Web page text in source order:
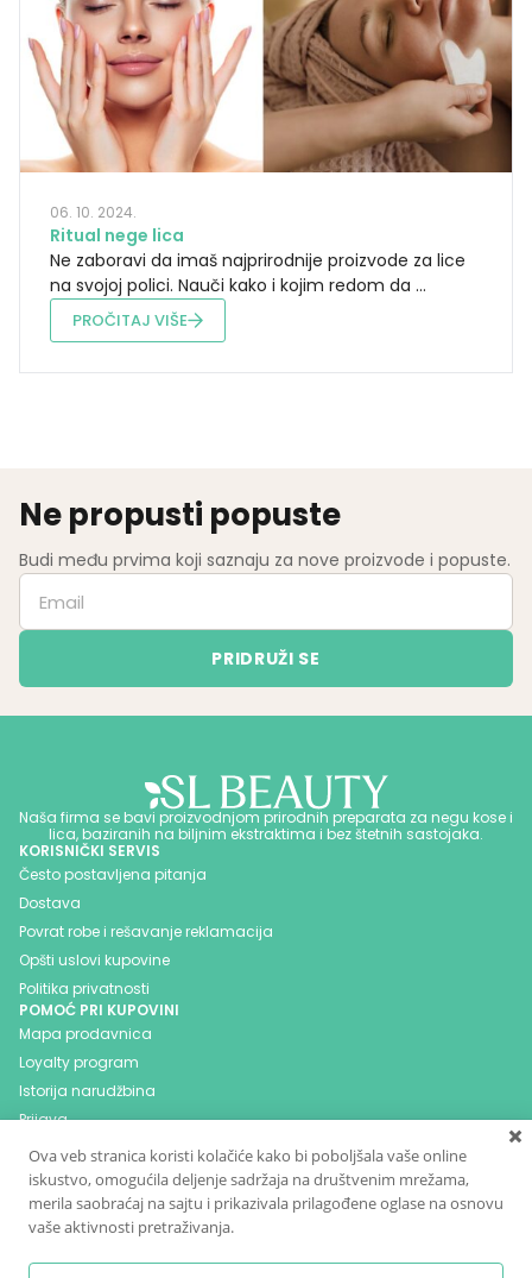
06. 10. 2024.
Ritual nege lica
Ne zaboravi da imaš najprirodnije proizvode za lice
na svojoj polici. Nauči kako i kojim redom da ...
PROČITAJ VIŠE
Ne propusti popuste
Budi među prvima koji saznaju za nove proizvode i popuste.
Naša firma se bavi proizvodnjom prirodnih preparata za negu kose i
lica, baziranih na biljnim ekstraktima i bez štetnih sastojaka.
KORISNIČKI SERVIS
Često postavljena pitanja
Dostava
Povrat robe i rešavanje reklamacija
Opšti uslovi kupovine
Politika privatnosti
POMOĆ PRI KUPOVINI
Mapa prodavnica
Loyalty program
Istorija narudžbina
Prijava
Blog
Kontakt
PRATITE NAS NA DRUŠTVENIM MREŽAMA
Ova veb stranica koristi kolačiće kako bi poboljšala vaše online
iskustvo, omogućila deljenje sadržaja na društvenim mrežama,
merila saobraćaj na sajtu i prikazivala prilagođene oglase na osnovu
vaše aktivnosti pretraživanja.